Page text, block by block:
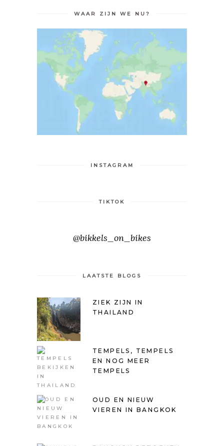
WAAR ZIJN WE NU?
INSTAGRAM
TIKTOK
@bikkels_on_bikes
LAATSTE BLOGS
ZIEK ZIJN IN
THAILAND
TEMPELS, TEMPELS
EN NOG MEER
TEMPELS
OUD EN NIEUW
VIEREN IN BANGKOK